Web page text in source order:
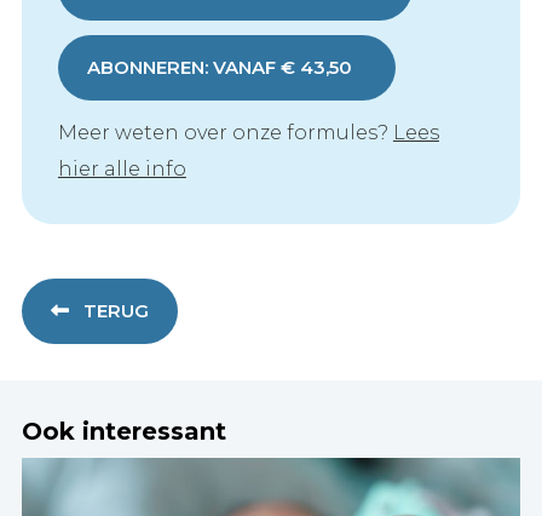
ABONNEREN: VANAF € 43,50
Meer weten over onze formules? Lees
hier alle info
TERUG
Ook interessant